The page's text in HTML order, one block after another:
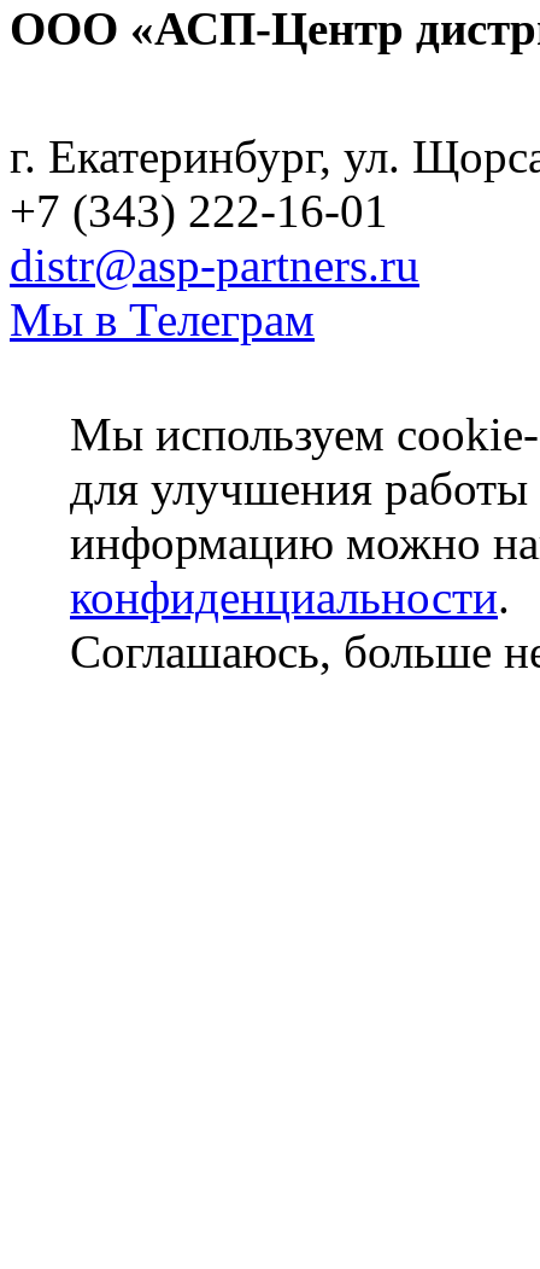
ООО «АСП-Центр
г. Екатеринбург, ул.
+7 (343) 222-16-01
distr@asp-partners.ru
Мы в Телеграм
Мы используем
для улучшения
информацию можно
конфиденциальности.
Соглашаюсь, больше